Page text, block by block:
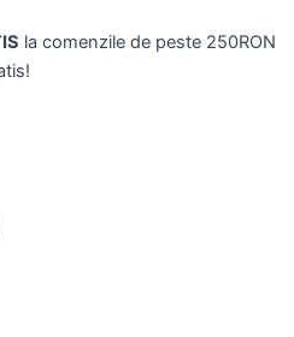
la comenzile de peste 250RON